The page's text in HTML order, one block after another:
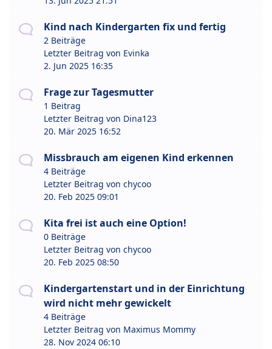
Kind nach Kindergarten fix und fertig
2 Beiträge
Letzter Beitrag von Evinka
2. Jun 2025 16:35
Frage zur Tagesmutter
1 Beitrag
Letzter Beitrag von Dina123
20. Mär 2025 16:52
Missbrauch am eigenen Kind erkennen
4 Beiträge
Letzter Beitrag von chycoo
20. Feb 2025 09:01
Kita frei ist auch eine Option!
0 Beiträge
Letzter Beitrag von chycoo
20. Feb 2025 08:50
Kindergartenstart und in der Einrichtung
wird nicht mehr gewickelt
4 Beiträge
Letzter Beitrag von Maximus Mommy
28. Nov 2024 06:10